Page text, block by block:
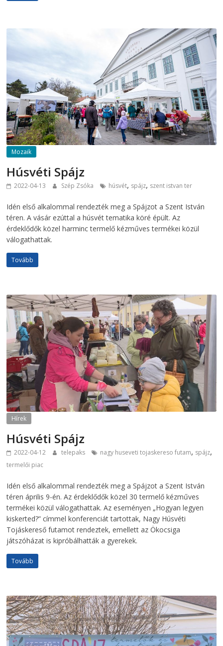
Mozaik
Húsvéti Spájz
2022-04-13 Szép Zsóka húsvét, spájz, szent istvan ter
Idén első alkalommal rendezték meg a Spájzot a Szent István
téren. A vásár ezúttal a húsvét tematika köré épült. Az
érdeklődők közel harminc termelő kézműves termékei közül
válogathattak.
Tovább
Hírek
Húsvéti Spájz
2022-04-12 telepaks nagy huseveti tojaskereso futam, spájz,
termelői piac
Idén első alkalommal rendezték meg a Spájzot a Szent István
téren április 9-én. Az érdeklődők közel 30 termelő kézműves
termékei közül válogathattak. Az eseményen „Hogyan legyen
kiskerted?” címmel konferenciát tartottak, Nagy Húsvéti
Tojáskereső futamot rendeztek, emellett az Ökocsiga
játszóházat is kipróbálhatták a gyerekek.
Tovább